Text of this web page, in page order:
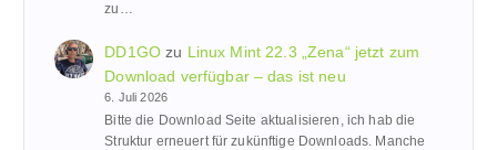
zu…
DD1GOzu Linux Mint 22.3 „Zena“ jetzt zum
Download verfügbar – das ist neu
6. Juli 2026
Bitte die Download Seite aktualisieren, ich hab die
Struktur erneuert für zukünftige Downloads. Manche